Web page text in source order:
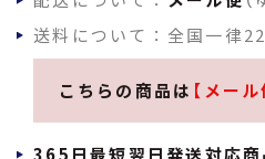
送料について：全国一律
こちらの商品は 【メー